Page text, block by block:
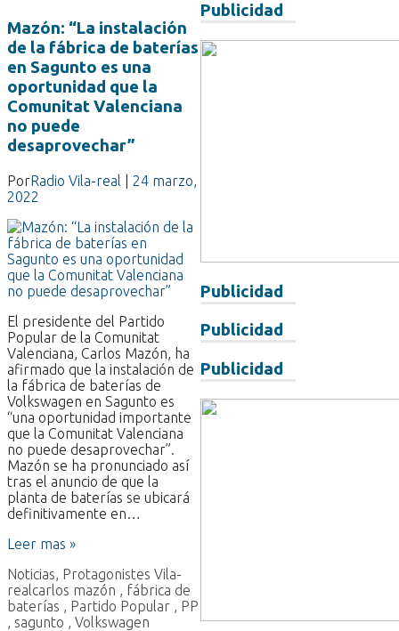
Publicidad
Publicidad
Publicidad
Publicidad
Mazón: “La instalación
de la fábrica de baterías
en Sagunto es una
oportunidad que la
Comunitat Valenciana
no puede
desaprovechar”
PorRadio Vila-real
24 marzo,
2022
El presidente del Partido
Popular de la Comunitat
Valenciana, Carlos Mazón, ha
afirmado que la instalación de
la fábrica de baterías de
Volkswagen en Sagunto es
“una oportunidad importante
que la Comunitat Valenciana
no puede desaprovechar”.
Mazón se ha pronunciado así
tras el anuncio de que la
planta de baterías se ubicará
definitivamente en…
Leer mas »
Noticias Protagonistes Vila-
real carlos mazón
fábrica de
baterías
Partido Popular
PP
sagunto Volkswagen